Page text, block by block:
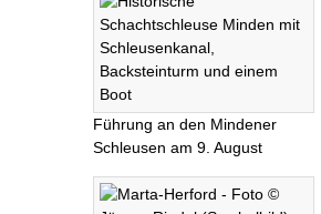
Führung an den Mindener
Schleusen am 9. August